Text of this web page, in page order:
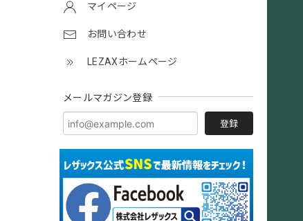
マイページ
お問い合わせ
LEZAXホームページ
メールマガジン登録
登録